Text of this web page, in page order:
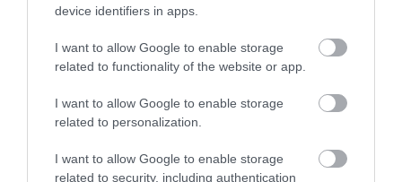
device identifiers in apps.
I want to allow Google to enable storage
related to functionality of the website or app.
I want to allow Google to enable storage
related to personalization.
I want to allow Google to enable storage
related to security, including authentication
szezonálisan és naptárhatással kiigazított és kiegyensúlyozott